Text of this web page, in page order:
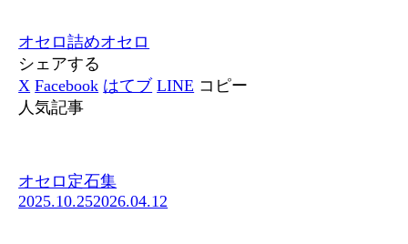
オセロ詰めオセロ
シェアする
X Facebook はてブ LINE コピー
人気記事
オセロ定石集
2025.10.252026.04.12